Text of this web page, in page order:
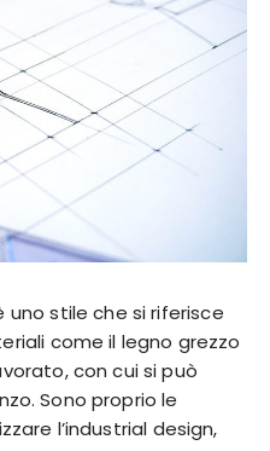
uno stile che si riferisce
come il legno grezzo
con cui si può
Sono proprio le
l’industrial design,